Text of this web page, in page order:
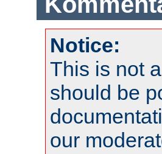
Notice:
This is not
should be
our